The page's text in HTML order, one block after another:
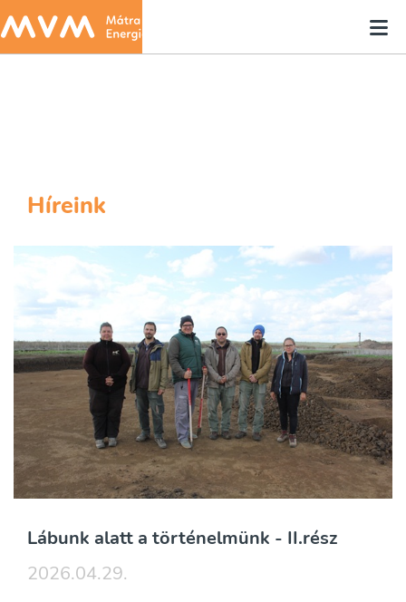
Híreink
Lábunk alatt a történelmünk - II.rész
2026.04.29.